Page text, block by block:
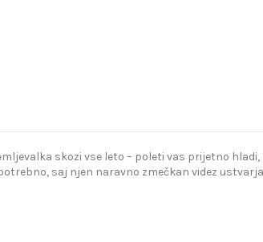
skozi vse leto – poleti vas prijetno
saj njen naravno zmečkan videz